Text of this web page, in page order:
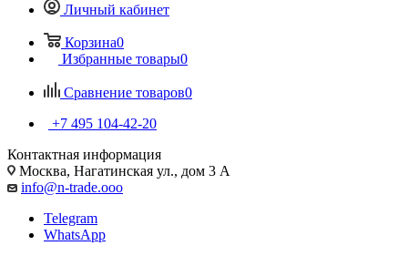
Личный кабинет
Корзина0
Избранные товары0
Сравнение товаров0
+7 495 104-42-20
Контактная информация
Москва, Нагатинская ул., дом 3 А
info@n-trade.ooo
Telegram
WhatsApp